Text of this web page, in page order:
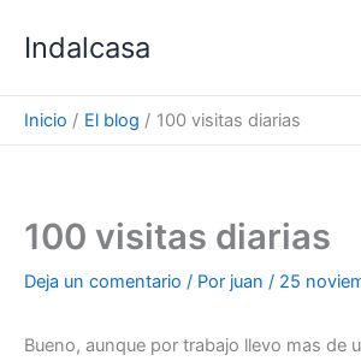
Indalcasa
Inicio El blog 100 visitas diarias
100 visitas diarias
Deja un comentario / Por juan / 25
Bueno, aunque por trabajo llevo mas de